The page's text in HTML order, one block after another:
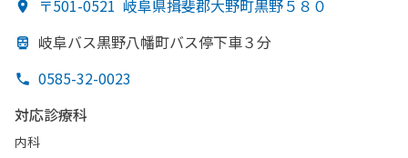
〒501-0521 岐阜県揖斐郡大野町黒野５８０
岐阜バス黒野八幡町バス停下車３分
0585-32-0023
対応診療科
内科